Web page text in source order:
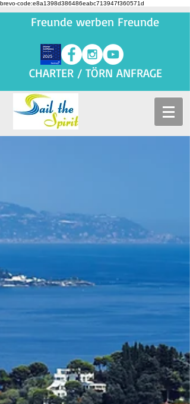
brevo-code:e8a1398d386486eabc713947f360571d
Freunde werben Freunde
CHARTER / TÖRN ANFRAGE